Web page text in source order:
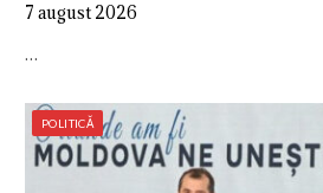
7 august 2026
…
POLITICĂ